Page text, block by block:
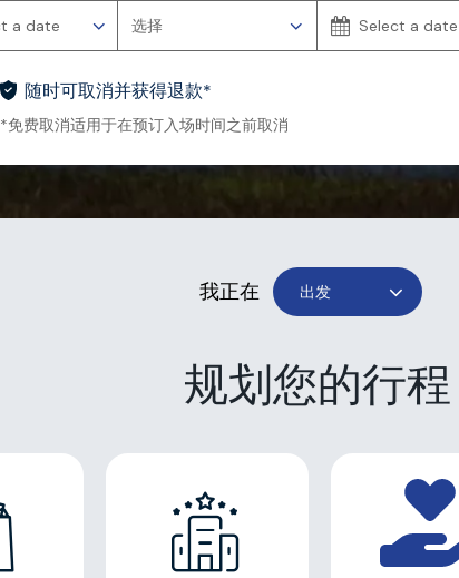
随时可取消并获得退款*
*免费取消适用于在预订入场时间之前取消
规划您的行程
我正在